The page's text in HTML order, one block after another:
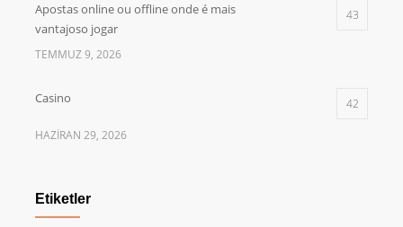
Apostas online ou offline onde é mais
vantajoso jogar
43
TEMMUZ 9, 2026
Casino 42
HAZIRAN 29, 2026
Etiketler